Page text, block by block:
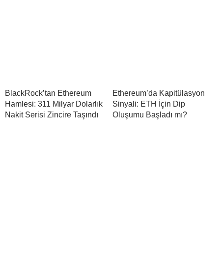
BlackRock’tan Ethereum
Hamlesi: 311 Milyar Dolarlık
Nakit Serisi Zincire Taşındı
Ethereum’da Kapitülasyon
Sinyali: ETH İçin Dip
Oluşumu Başladı mı?